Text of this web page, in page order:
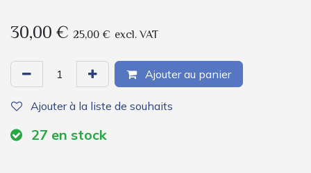
30,00€ 25,00 € excl. VAT
Ajouter au panier
Ajouter à la liste de souhaits
27 en stock